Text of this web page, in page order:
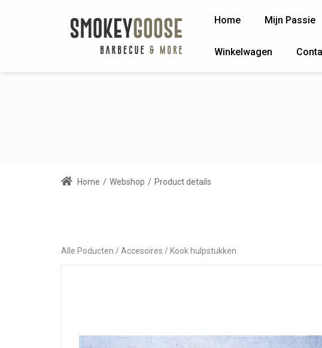
Home Mijn Passie
Winkelwagen
Home / Webshop / Product details
Alle Poducten Accesoires Kook hulpstukken